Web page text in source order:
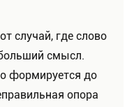
случай, где слово
смысл.
формируется до
опора